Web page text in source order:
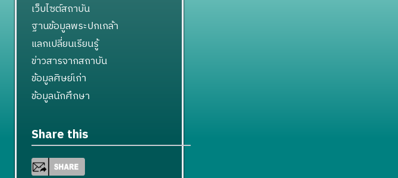
เว็บไซต์สถาบัน
ฐานข้อมูลพระปกเกล้า
แลกเปลี่ยนเรียนรู้
ข่าวสารจากสถาบัน
ข้อมูลศิษย์เก่า
ข้อมูลนักศึกษา
Share this